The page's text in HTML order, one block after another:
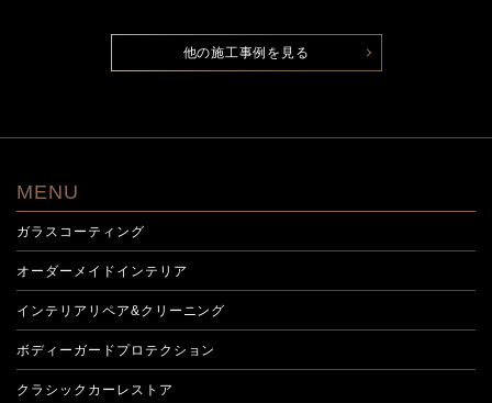
他の施工事例を見る
MENU
ガラスコーティング
オーダーメイドインテリア
インテリアリペア&クリーニング
ボディーガードプロテクション
クラシックカーレストア